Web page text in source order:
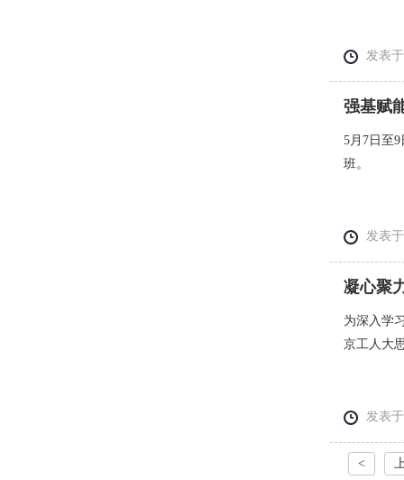
发表
强基赋
5月7日至
班。
发表
凝心聚
为深入学
京工人大
发表
<